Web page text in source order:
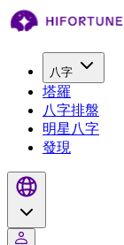
八字
塔羅
八字排盤
明星八字
發現